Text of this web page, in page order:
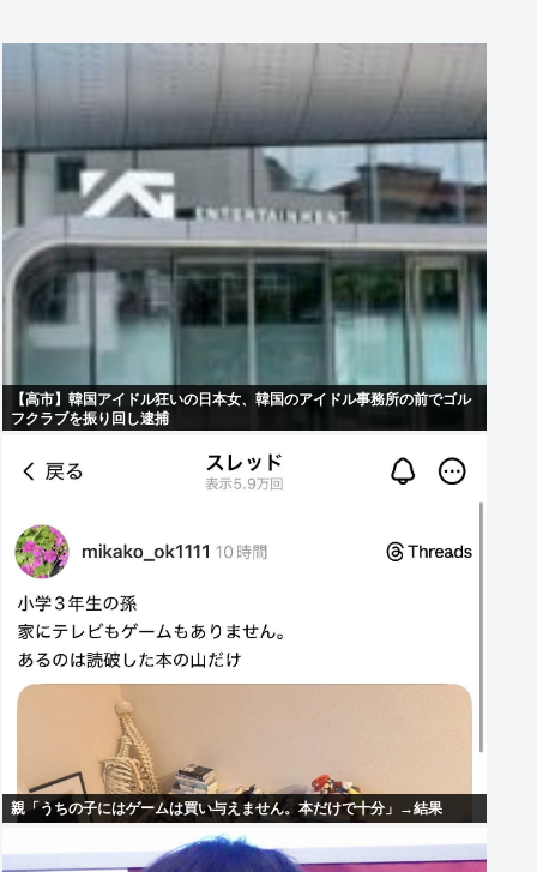
【高市】韓国アイドル狂いの日本女、韓国のアイドル事務所の前でゴル
フクラブを振り回し逮捕
親「うちの子にはゲームは買い与えません。本だけで十分」→結果